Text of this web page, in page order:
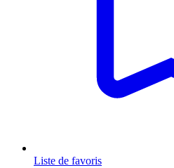
Liste de favoris